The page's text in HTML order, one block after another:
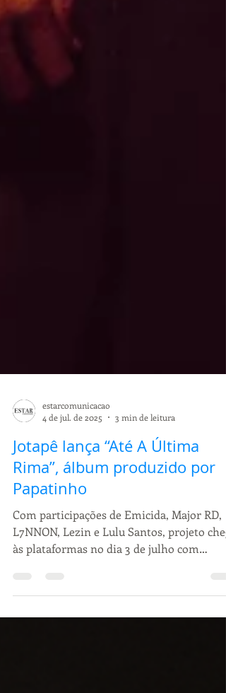
4 de jul. de 2025
3 min de leitura
Jotapê lança “Até A Última
Rima”, álbum produzido por
Papatinho
Com participações de Emicida, Major RD,
narrativa...